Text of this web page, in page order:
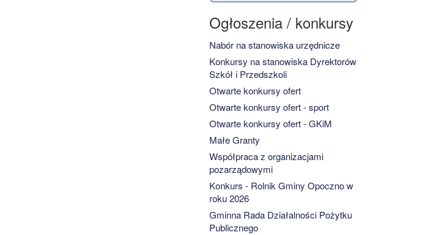
Ogłoszenia / konkursy
Nabór na stanowiska urzędnicze
Konkursy na stanowiska Dyrektorów
Szkół i Przedszkoli
Otwarte konkursy ofert
Otwarte konkursy ofert - sport
Otwarte konkursy ofert - GKiM
Małe Granty
Współpraca z organizacjami
pozarządowymi
Konkurs - Rolnik Gminy Opoczno w
roku 2026
Gminna Rada Działalności Pożytku
Publicznego